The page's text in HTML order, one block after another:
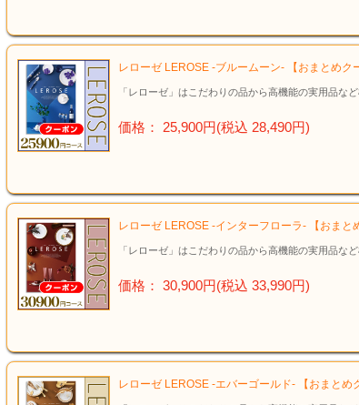
レローゼ LEROSE -ブルームーン- 【おまとめク
「レローゼ」はこだわりの品から高機能の実用品
価格： 25,900円(税込 28,490円)
レローゼ LEROSE -インターフローラ- 【おまと
「レローゼ」はこだわりの品から高機能の実用品
価格： 30,900円(税込 33,990円)
レローゼ LEROSE -エバーゴールド- 【おまとめ